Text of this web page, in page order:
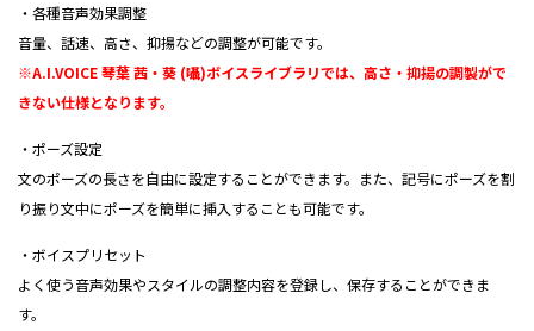
・各種音声効果調整
音量、話速、高さ、抑揚などの調整が可能です。
※A.I.VOICE 琴葉 茜・葵 (囁)ボイスライブラリでは、高さ・抑揚の調製がで
きない仕様となります。
・ポーズ設定
文のポーズの長さを自由に設定することができます。また、記号にポーズを割
り振り文中にポーズを簡単に挿入することも可能です。
・ボイスプリセット
よく使う音声効果やスタイルの調整内容を登録し、保存することができま
す。